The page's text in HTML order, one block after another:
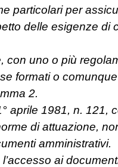
particolari per
delle esigenze di
con uno o più
formati o
2.
aprile 1981, n. 121,
di attuazione,
amministrativi.
ai